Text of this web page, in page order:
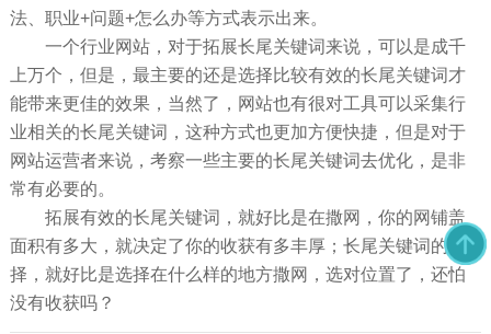
法、职业+问题+怎么办等方式表示出来。
一个行业网站，对于拓展长尾关键词来说，可以是成千
上万个，但是，最主要的还是选择比较有效的长尾关键词才
能带来更佳的效果，当然了，网站也有很对工具可以采集行
业相关的长尾关键词，这种方式也更加方便快捷，但是对于
网站运营者来说，考察一些主要的长尾关键词去优化，是非
常有必要的。
拓展有效的长尾关键词，就好比是在撒网，你的网铺盖
面积有多大，就决定了你的收获有多丰厚；长尾关键词的选
择，就好比是选择在什么样的地方撒网，选对位置了，还怕
没有收获吗？